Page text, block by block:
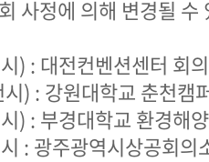
사정에 의해 변경될 수
) : 대전컨벤션센터 회
) : 강원대학교 춘천캠
) : 부경대학교 환경해
: 광주광역시상공회의